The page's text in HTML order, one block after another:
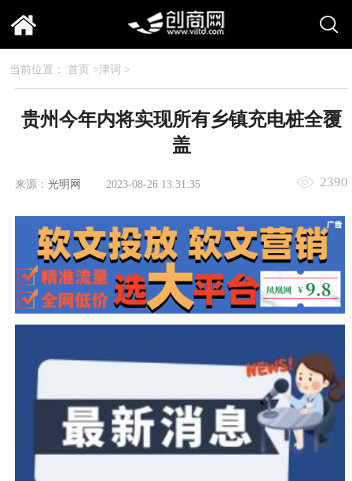
当前位置： 首页 >津词 >
贵州今年内将实现所有乡镇充电桩全覆
盖
来源： 光明网 2023-08-26 13:31:35 2390